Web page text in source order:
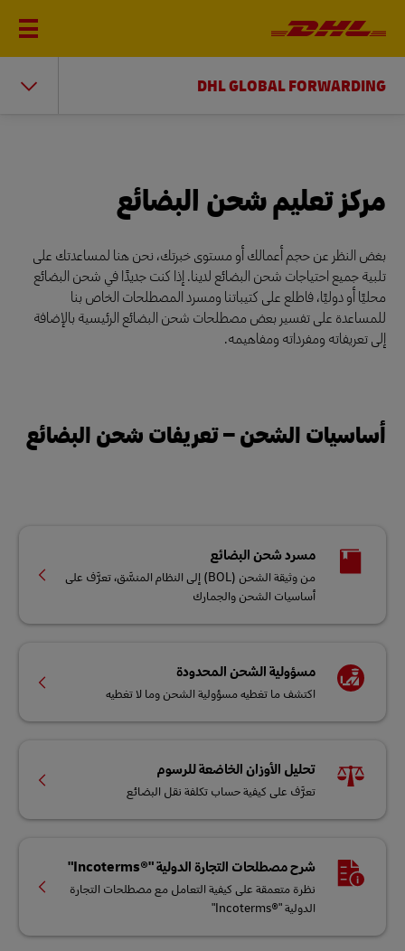
DHL GLOBAL FORWARDING
مركز تعليم شحن البضائع
بغض النظر عن حجم أعمالك أو مستوى خبرتك، نحن هنا لمساعدتك على
تلبية جميع احتياجات شحن البضائع لدينا. إذا كنت جديدًا في شحن البضائع
محليًا أو دوليًا، فاطلع على كتيباتنا ومسرد المصطلحات الخاص بنا
للمساعدة على تفسير بعض مصطلحات شحن البضائع الرئيسية بالإضافة
إلى تعريفاته ومفرداته ومفاهيمه.
أساسيات الشحن – تعريفات شحن البضائع
مسرد شحن البضائع
من وثيقة الشحن (BOL) إلى النظام المنسَّق، تعرَّف على
أساسيات الشحن والجمارك
مسؤولية الشحن المحدودة
اكتشف ما تغطيه مسؤولية الشحن وما لا تغطيه
تحليل الأوزان الخاضعة للرسوم
تعرَّف على كيفية حساب تكلفة نقل البضائع
شرح مصطلحات التجارة الدولية "Incoterms®‎"
نظرة متعمقة على كيفية التعامل مع مصطلحات التجارة
الدولية "Incoterms‎‎®‎"